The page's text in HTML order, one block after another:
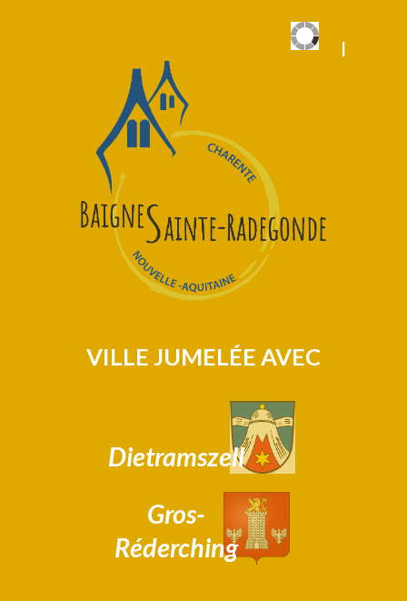
|
VILLE JUMELÉE AVEC
Dietramszell
Gros-
Réderching